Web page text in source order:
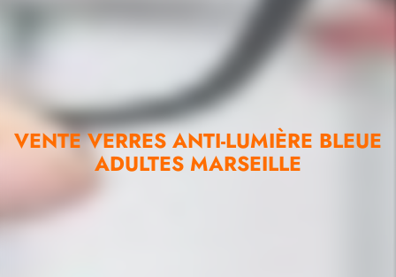
VENTE VERRES ANTI-LUMIÈRE BLEUE
ADULTES MARSEILLE